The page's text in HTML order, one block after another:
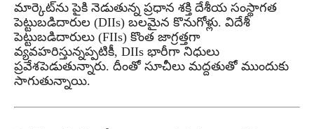
మార్కెట్‌ను పైకి నెడుతున్న ప్రధాన శక్తి దేశీయ సంస్థాగత
పెట్టుబడిదారుల (DIIs) బలమైన కొనుగోళ్లు. విదేశీ
పెట్టుబడిదారులు (FIIs) కొంత జాగ్రత్తగా
వ్యవహరిస్తున్నప్పటికీ, DIIs భారీగా నిధులు
ప్రవేశపెడుతున్నారు. దీంతో సూచీలు మద్దతుతో ముందుకు
సాగుతున్నాయి.